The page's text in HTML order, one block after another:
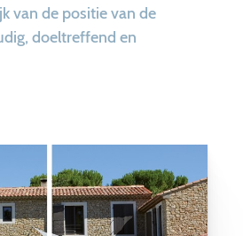
van de positie van de
doeltreffend en